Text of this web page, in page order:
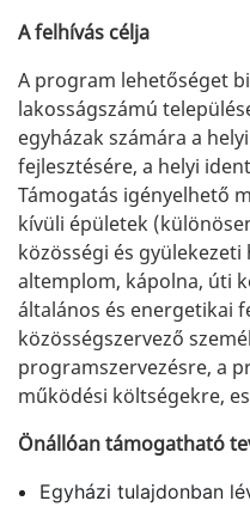
A felhívás célja
A program lehetőséget
lakosságszámú
egyházak számára a
fejlesztésére, a helyi
Támogatás igényelhető
kívüli épületek
közösségi és
altemplom, kápolna, úti
általános és energetikai
közösségszervező
programszervezésre, a
működési költségekre,
Önállóan támogatható
Egyházi tulajdonban